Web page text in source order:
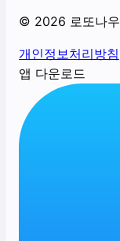
© 2026 로또나우
개인정보처리방침
앱 다운로드